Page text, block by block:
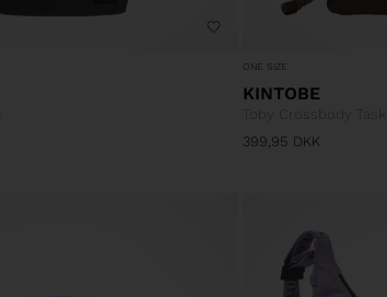
ONE SIZE
KINTOBE
Toby Crossbody Taske
399,95 DKK